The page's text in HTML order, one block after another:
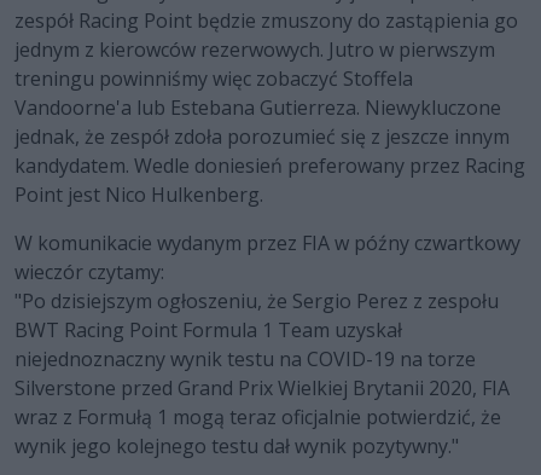
zespół Racing Point będzie zmuszony do zastąpienia go
jednym z kierowców rezerwowych. Jutro w pierwszym
treningu powinniśmy więc zobaczyć Stoffela
Vandoorne'a lub Estebana Gutierreza. Niewykluczone
jednak, że zespół zdoła porozumieć się z jeszcze innym
kandydatem. Wedle doniesień preferowany przez Racing
Point jest Nico Hulkenberg.
W komunikacie wydanym przez FIA w późny czwartkowy
wieczór czytamy:
"Po dzisiejszym ogłoszeniu, że Sergio Perez z zespołu
BWT Racing Point Formula 1 Team uzyskał
niejednoznaczny wynik testu na COVID-19 na torze
Silverstone przed Grand Prix Wielkiej Brytanii 2020, FIA
wraz z Formułą 1 mogą teraz oficjalnie potwierdzić, że
wynik jego kolejnego testu dał wynik pozytywny."